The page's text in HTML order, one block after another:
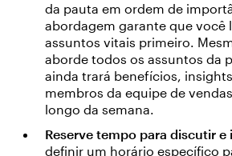
da pauta em ordem de
abordagem garante que você
assuntos vitais primeiro.
aborde todos os assuntos da
ainda trará benefícios,
membros da equipe de
longo da semana.
Reserve tempo para discutir e
definir um horário específico